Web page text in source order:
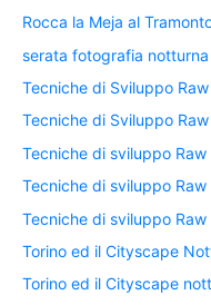
Rocca la Meja al
serata fotografia notturna
Tecniche di Sviluppo Raw
Tecniche di Sviluppo
Tecniche di sviluppo Raw
Tecniche di sviluppo Raw
Tecniche di sviluppo
Torino ed il Cityscape
Torino ed il Cityscape